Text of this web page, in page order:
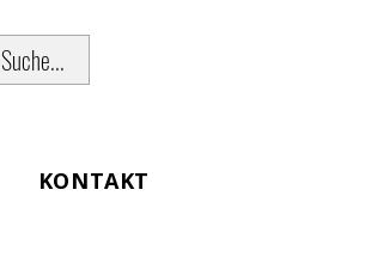
Suche...
KONTAKT